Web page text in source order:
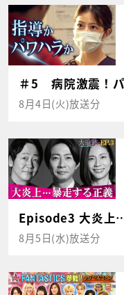
＃5 病院激震！
8月4日(火)放送分
Episode3 大炎上
8月5日(水)放送分